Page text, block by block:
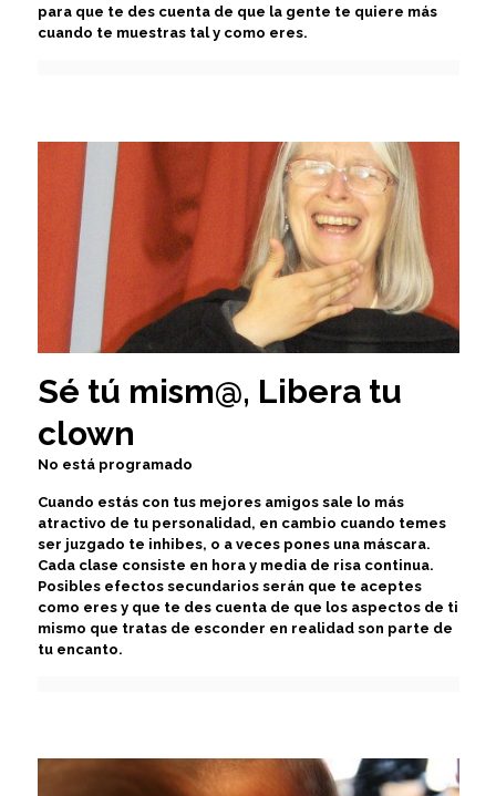
para que te des cuenta de que la gente te quiere más
cuando te muestras tal y como eres.
Sé tú mism@, Libera tu
clown
No está programado
Cuando estás con tus mejores amigos sale lo más
atractivo de tu personalidad, en cambio cuando temes
ser juzgado te inhibes, o a veces pones una máscara.
Cada clase consiste en hora y media de risa continua.
Posibles efectos secundarios serán que te aceptes
como eres y que te des cuenta de que los aspectos de ti
mismo que tratas de esconder en realidad son parte de
tu encanto.